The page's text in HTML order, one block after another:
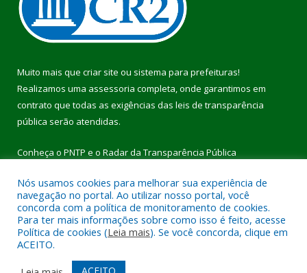
Muito mais que criar site ou sistema para prefeituras!
Realizamos uma assessoria completa, onde garantimos em
contrato que todas as exigências das leis de transparência
pública serão atendidas.
Conheça o PNTP e o Radar da Transparência Pública
Todos os direitos reservados a Prefeitura Municipal de Pau
D’Arco.
Mapa do Site Acessar Área Administrativa
Nós usamos cookies para melhorar sua experiência de
navegação no portal. Ao utilizar nosso portal, você
concorda com a política de monitoramento de cookies.
Para ter mais informações sobre como isso é feito, acesse
Política de cookies (Leia mais). Se você concorda, clique em
ACEITO.